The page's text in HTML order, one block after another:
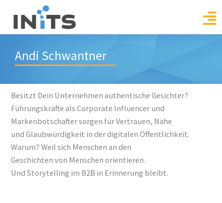
content
Andi Schwantner
Besitzt Dein Unternehmen authentische Gesichter?
Führungskräfte als Corporate Influencer und
Markenbotschafter sorgen für Vertrauen, Nähe
und Glaubwürdigkeit in der digitalen Öffentlichkeit.
Warum? Weil sich Menschen an den
Geschichten von Menschen orientieren.
Und Storytelling im B2B in Erinnerung bleibt.